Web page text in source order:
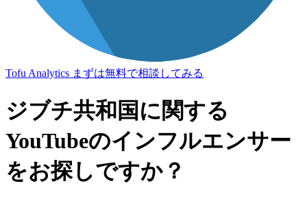
Tofu Analytics まずは無料で相談してみる
ジブチ共和国に関する
YouTubeのインフルエンサー
をお探しですか？